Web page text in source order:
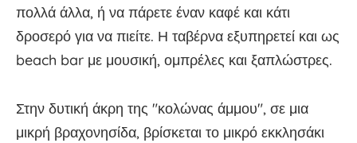
πολλά άλλα, ή να πάρετε έναν καφέ και κάτι
δροσερό για να πιείτε. Η ταβέρνα εξυπηρετεί και ως
beach bar με μουσική, ομπρέλες και ξαπλώστρες.
Στην δυτική άκρη της "κολώνας άμμου", σε μια
μικρή βραχονησίδα, βρίσκεται το μικρό εκκλησάκι